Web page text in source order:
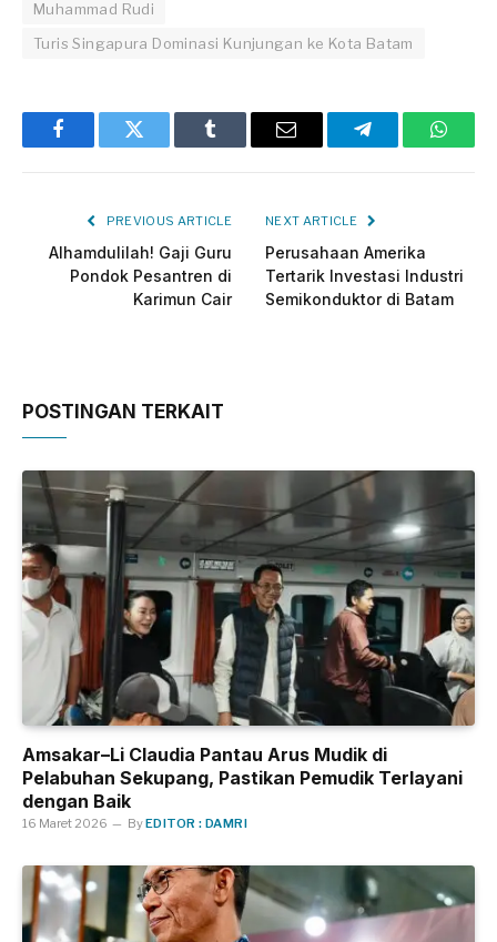
Muhammad Rudi
Turis Singapura Dominasi Kunjungan ke Kota Batam
FacebookTwitter Tumblr Email Telegram
PREVIOUS ARTICLE
Alhamdulilah! Gaji Guru
Pondok Pesantren di
Karimun Cair
NEXT ARTICLE
Perusahaan Amerika
Tertarik Investasi Industri
Semikonduktor di Batam
POSTINGAN TERKAIT
Amsakar–Li Claudia Pantau Arus Mudik di
Pelabuhan Sekupang, Pastikan Pemudik Terlayani
dengan Baik
16 Maret 2026 ByEDITOR : DAMRI